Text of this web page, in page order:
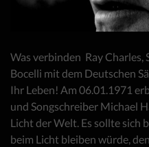
Was verbinden Ray Charles,
Bocelli mit dem Deutschen
Ihr Leben! Am 06.01.1971
und Songschreiber Michael
Licht der Welt. Es sollte sich
beim Licht bleiben würde,